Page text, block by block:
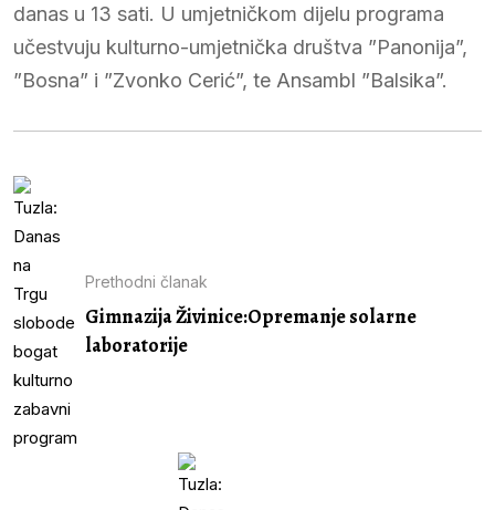
danas u 13 sati. U umjetničkom dijelu programa
učestvuju kulturno-umjetnička društva ”Panonija”,
”Bosna” i ”Zvonko Cerić”, te Ansambl ”Balsika”.
Prethodni članak
Gimnazija Živinice:Opremanje solarne
laboratorije